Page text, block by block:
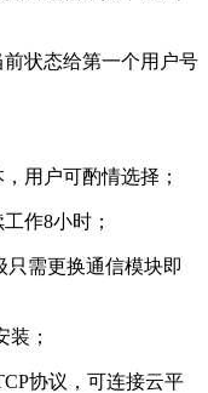
状态给第一个用户号
用户可酌情选择；
作8小时；
只需更换通信模块即
；
协议，可连接云平